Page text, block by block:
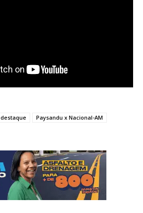
destaque Paysandu x Nacional-AM